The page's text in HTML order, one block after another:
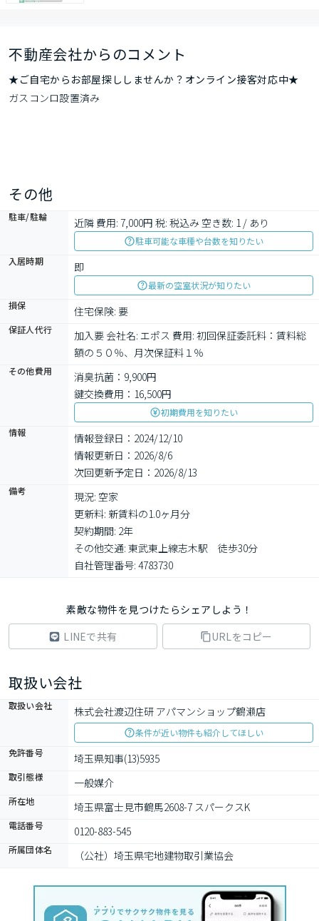
不動産会社からのコメント
★ご自宅からお部屋探ししませんか？オンライン接客対応中★
ガスコンロ設置済み
その他
駐車/駐輪 近隣 費用: 7,000円 税: 税込み 空き数: 1 / あり
駐車可能な車種や台数を知りたい
入居時期
即
最新の空室状況が知りたい
損保
住宅保険: 要
保証人代行
加入要 会社名: エポス 費用: 初回保証委託料：賃料総
額の５０％、月次保証料１％
その他費用
消臭抗菌：9,900円
鍵交換費用：16,500円
初期費用を知りたい
情報
情報登録日：2024/12/10
情報更新日：2026/8/6
次回更新予定日：2026/8/13
備考
現況: 空家
更新料: 新賃料の1.0ヶ月分
契約期間: 2年
その他交通: 東武東上線志木駅　徒歩30分
自社管理番号: 4783730
素敵な物件を見つけたらシェアしよう！
LINEで共有
URLをコピー
取扱い会社
取扱い会社 株式会社渡辺住研 アパマンショップ鶴瀬店
条件が近い物件も紹介してほしい
免許番号
埼玉県知事(13)5935
取引態様 一般媒介
所在地 埼玉県富士見市鶴馬2608-7 スパークスK
電話番号 0120-883-545
所属団体名 （公社）埼玉県宅地建物取引業協会